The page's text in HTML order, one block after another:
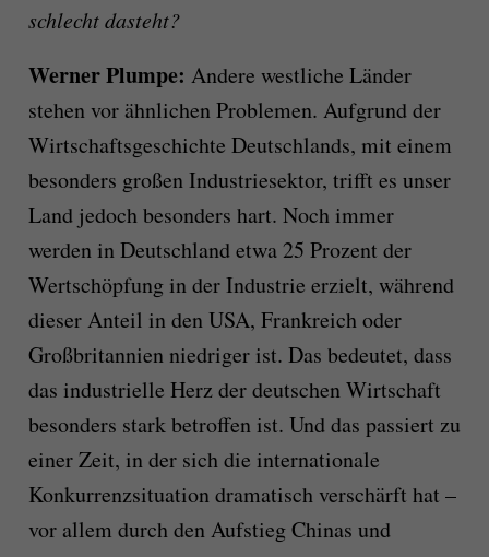
schlecht dasteht?
Werner Plumpe: Andere westliche Länder
stehen vor ähnlichen Problemen. Aufgrund der
Wirtschaftsgeschichte Deutschlands, mit einem
besonders großen Industriesektor, trifft es unser
Land jedoch besonders hart. Noch immer
werden in Deutschland etwa 25 Prozent der
Wertschöpfung in der Industrie erzielt, während
dieser Anteil in den USA, Frankreich oder
Großbritannien niedriger ist. Das bedeutet, dass
das industrielle Herz der deutschen Wirtschaft
besonders stark betroffen ist. Und das passiert zu
einer Zeit, in der sich die internationale
Konkurrenzsituation dramatisch verschärft hat –
vor allem durch den Aufstieg Chinas und